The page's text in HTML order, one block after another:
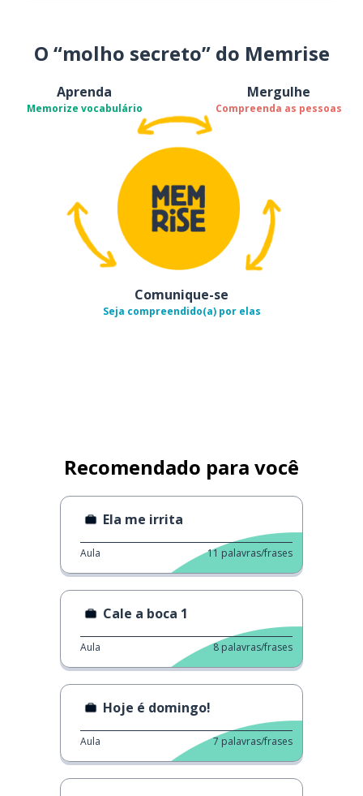
O “molho secreto” do Memrise
Aprenda
Memorize vocabulário
Mergulhe
Compreenda as pessoas
Comunique-se
Seja compreendido(a) por elas
Recomendado para você
Ela me irrita
Aula 11 palavras/frases
Cale a boca 1
Aula 8 palavras/frases
Hoje é domingo!
Aula 7 palavras/frases